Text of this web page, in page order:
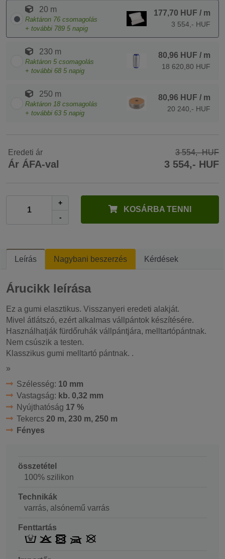
20 m
Raktáron 76 csomagolás
+ további 789 5 napig
177,70 HUF / m
3 554,- HUF
230 m
Raktáron 5 csomagolás
+ további 68 5 napig
80,96 HUF / m
18 620,80 HUF
250 m
Raktáron 18 csomagolás
+ további 63 5 napig
80,96 HUF / m
20 240,- HUF
Eredeti ár 3 554,- HUF
Ár ÁFA-val 3 554,- HUF
+
-
KOSÁRBA TENNI
Leírás Nagybani beszerzés Kérdések
Árucikk leírása
Ez a gumi elasztikus. Visszanyeri eredeti alakját.
Mivel átlátszó, ezért alkalmas vállpántok készítésére.
Használhatják fürdőruhák vállpántjára, melltartópántnak.
Nem csúszik a testen.
Klasszikus gumi melltartó pántnak. .
»
Szélesség: 10 mm
Vastagság: kb. 0,32 mm
Nyújthatóság 17 %
Tekercs 20 m, 230 m, 250 m
Fényes
összetétel
100% szilikon
Technikák
varrás, alsónemű varrás
Fenttartás